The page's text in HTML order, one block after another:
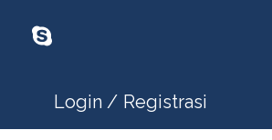
Login / Registrasi